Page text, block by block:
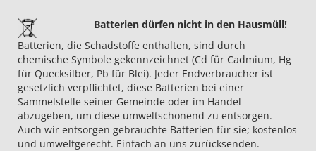
Batterien dürfen nicht in den Hausmüll!
Batterien, die Schadstoffe enthalten, sind durch
chemische Symbole gekennzeichnet (Cd für Cadmium, Hg
für Quecksilber, Pb für Blei). Jeder Endverbraucher ist
gesetzlich verpflichtet, diese Batterien bei einer
Sammelstelle seiner Gemeinde oder im Handel
abzugeben, um diese umweltschonend zu entsorgen.
Auch wir entsorgen gebrauchte Batterien für sie; kostenlos
und umweltgerecht. Einfach an uns zurücksenden.